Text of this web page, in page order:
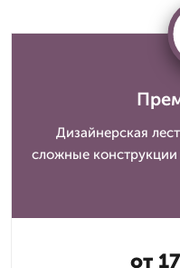
Дизайнерская
сложные
от